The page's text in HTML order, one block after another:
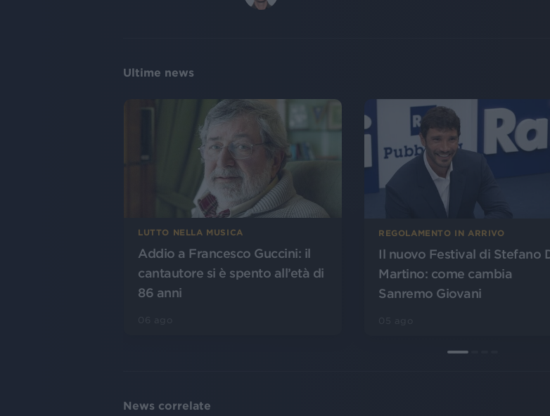
Ultime news
LUTTO NELLA MUSICA
Addio a Francesco Guccini: il
cantautore si è spento all’età di
86 anni
REGOLAMENTO IN ARRIVO
Il nuovo Festival di Stefano
Martino: come cambia
Sanremo Giovani
News correlate